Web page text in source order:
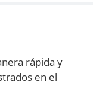
rápida y
en el